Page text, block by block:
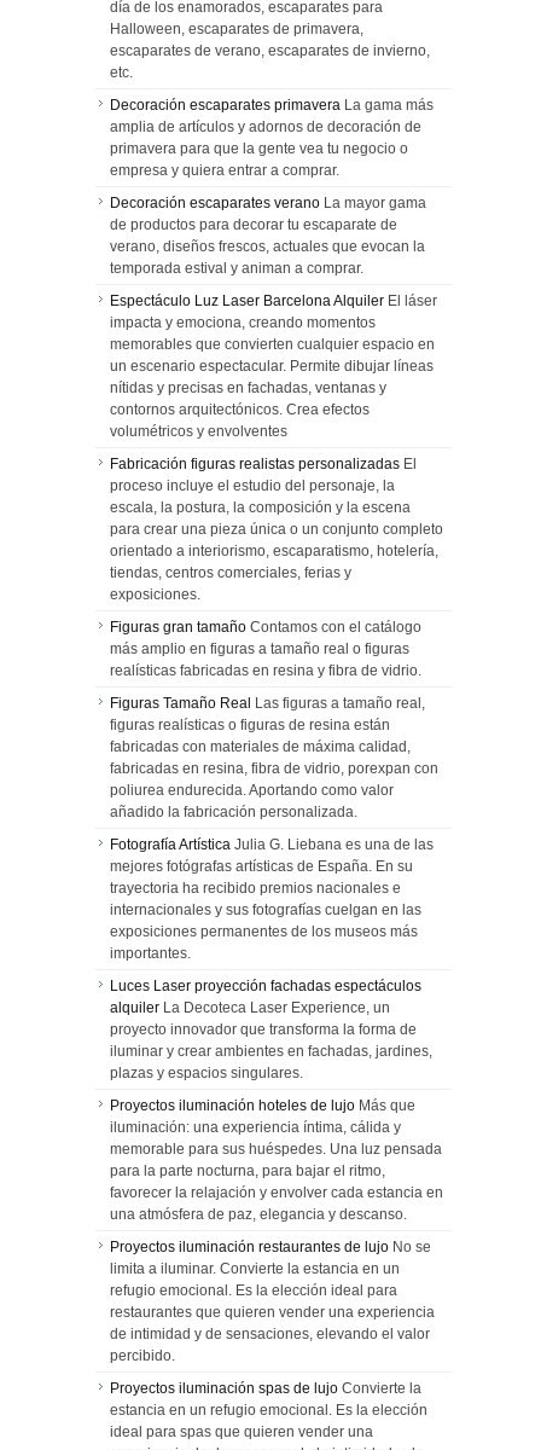
día de los enamorados, escaparates para
Halloween, escaparates de primavera,
escaparates de verano, escaparates de invierno,
etc.
Decoración escaparates primavera La gama más
amplia de artículos y adornos de decoración de
primavera para que la gente vea tu negocio o
empresa y quiera entrar a comprar.
Decoración escaparates verano La mayor gama
de productos para decorar tu escaparate de
verano, diseños frescos, actuales que evocan la
temporada estival y animan a comprar.
Espectáculo Luz Laser Barcelona Alquiler El láser
impacta y emociona, creando momentos
memorables que convierten cualquier espacio en
un escenario espectacular. Permite dibujar líneas
nítidas y precisas en fachadas, ventanas y
contornos arquitectónicos. Crea efectos
volumétricos y envolventes
Fabricación figuras realistas personalizadas El
proceso incluye el estudio del personaje, la
escala, la postura, la composición y la escena
para crear una pieza única o un conjunto completo
orientado a interiorismo, escaparatismo, hotelería,
tiendas, centros comerciales, ferias y
exposiciones.
Figuras gran tamaño Contamos con el catálogo
más amplio en figuras a tamaño real o figuras
realísticas fabricadas en resina y fibra de vidrio.
Figuras Tamaño Real Las figuras a tamaño real,
figuras realísticas o figuras de resina están
fabricadas con materiales de máxima calidad,
fabricadas en resina, fibra de vidrio, porexpan con
poliurea endurecida. Aportando como valor
añadido la fabricación personalizada.
Fotografía Artística Julia G. Liebana es una de las
mejores fotógrafas artísticas de España. En su
trayectoria ha recibido premios nacionales e
internacionales y sus fotografías cuelgan en las
exposiciones permanentes de los museos más
importantes.
Luces Laser proyección fachadas espectáculos
alquiler La Decoteca Laser Experience, un
proyecto innovador que transforma la forma de
iluminar y crear ambientes en fachadas, jardines,
plazas y espacios singulares.
Proyectos iluminación hoteles de lujo Más que
iluminación: una experiencia íntima, cálida y
memorable para sus huéspedes. Una luz pensada
para la parte nocturna, para bajar el ritmo,
favorecer la relajación y envolver cada estancia en
una atmósfera de paz, elegancia y descanso.
Proyectos iluminación restaurantes de lujo No se
limita a iluminar. Convierte la estancia en un
refugio emocional. Es la elección ideal para
restaurantes que quieren vender una experiencia
de intimidad y de sensaciones, elevando el valor
percibido.
Proyectos iluminación spas de lujo Convierte la
estancia en un refugio emocional. Es la elección
ideal para spas que quieren vender una